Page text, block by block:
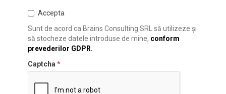
Accepta
Sunt de acord ca Brains Consulting SRL să utilizeze și
să stocheze datele introduse de mine, conform
prevederilor GDPR.
Captcha *